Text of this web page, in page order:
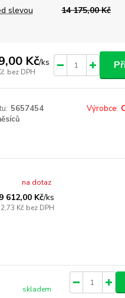
slevou
14 175,00 Kč
Kč/ks
bez DPH
5657454 Výrobce:
612,00 Kč/ks
Kč bez DPH
na dotaz
skladem